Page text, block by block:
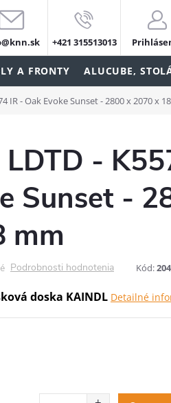
+421 315513013
A FRONTY ALUCUBE,
IR - Oak Evoke Sunset - 2800 x 2070 x
-
Sunset -
mm
Podrobnosti hodnotenia Kód:
doska KAINDL Detailné